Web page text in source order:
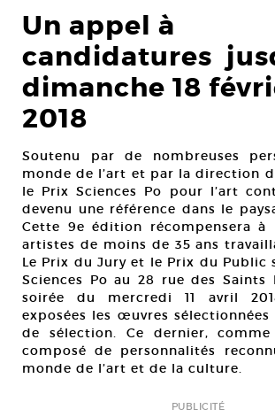
Un appel à
candidatures
dimanche 18
2018
Soutenu par de nombreuses
monde de l’art et par la direction
le Prix Sciences Po pour l’art
devenu une référence dans le
Cette 9e édition récompensera à
artistes de moins de 35 ans
Le Prix du Jury et le Prix du Public
Sciences Po au 28 rue des Saints
soirée du mercredi 11 avril
exposées les œuvres
de sélection. Ce dernier,
composé de personnalités
monde de l’art et de la culture.
PUBLICITÉ